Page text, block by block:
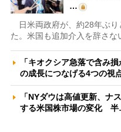
…
日米両政府が、約28年ぶり
た。米国も追加介入を辞さな
「キオクシア急落で含み
の成長につなげる4つの
「NYダウは高値更新、ナ
する米国株市場の変化